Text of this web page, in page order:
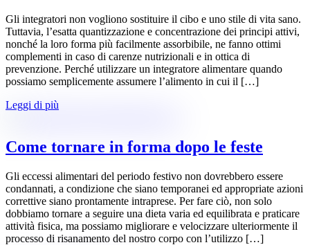
Gli integratori non vogliono sostituire il cibo e uno stile di vita sano.
Tuttavia, l’esatta quantizzazione e concentrazione dei principi attivi,
nonché la loro forma più facilmente assorbibile, ne fanno ottimi
complementi in caso di carenze nutrizionali e in ottica di
prevenzione. Perché utilizzare un integratore alimentare quando
possiamo semplicemente assumere l’alimento in cui il […]
Leggi di più
Come tornare in forma dopo le feste
Gli eccessi alimentari del periodo festivo non dovrebbero essere
condannati, a condizione che siano temporanei ed appropriate azioni
correttive siano prontamente intraprese. Per fare ciò, non solo
dobbiamo tornare a seguire una dieta varia ed equilibrata e praticare
attività fisica, ma possiamo migliorare e velocizzare ulteriormente il
processo di risanamento del nostro corpo con l’utilizzo […]